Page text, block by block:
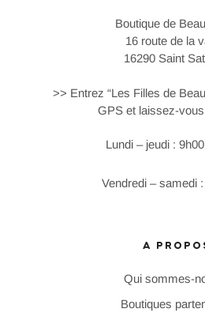
Boutique de
16 route de la
16290 Saint
>> Entrez “Les Filles de
GPS et laissez-
Lundi – jeudi :
Vendredi – samedi
A
Qui sommes-
Boutiques